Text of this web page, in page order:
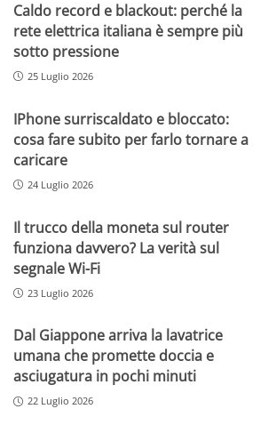
Caldo record e blackout: perché la
rete elettrica italiana è sempre più
sotto pressione
25 Luglio 2026
IPhone surriscaldato e bloccato:
cosa fare subito per farlo tornare a
caricare
24 Luglio 2026
Il trucco della moneta sul router
funziona davvero? La verità sul
segnale Wi-Fi
23 Luglio 2026
Dal Giappone arriva la lavatrice
umana che promette doccia e
asciugatura in pochi minuti
22 Luglio 2026